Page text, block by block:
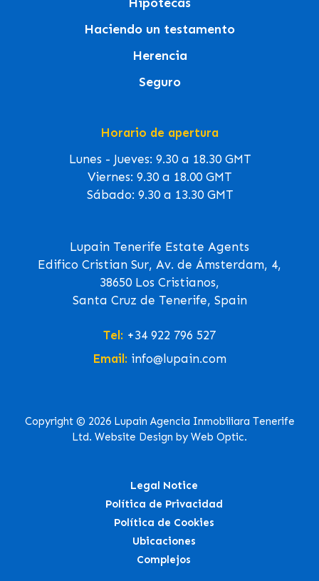
Haciendo un testamento
Herencia
Seguro
Horario de apertura
Lunes - Jueves: 9.30 a 18.30 GMT
Viernes: 9.30 a 18.00 GMT
Sábado: 9.30 a 13.30 GMT
Lupain Tenerife Estate Agents
Edifico Cristian Sur, Av. de Ámsterdam, 4,
38650 Los Cristianos,
Santa Cruz de Tenerife, Spain
Tel: +34 922 796 527
Email: info@lupain.com
Copyright © 2026 Lupain Agencia Inmobiliara Tenerife
Ltd. Website Design by Web Optic.
Legal Notice
Política de Privacidad
Política de Cookies
Ubicaciones
Complejos